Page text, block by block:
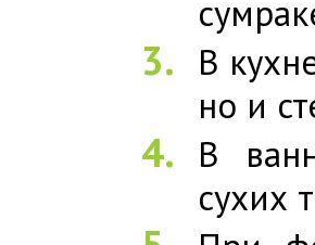
В
но и
В
сухих